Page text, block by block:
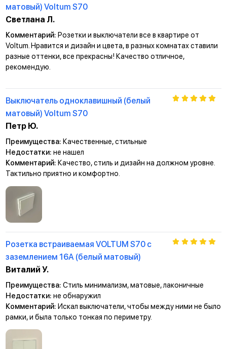
матовый) Voltum S70
Светлана Л.
Комментарий: Розетки и выключатели все в квартире от
Voltum. Нравится и дизайн и цвета, в разных комнатах ставили
разные оттенки, все прекрасны! Качество отличное,
рекомендую.
Выключатель одноклавишный (белый
матовый) Voltum S70
Петр Ю.
Преимущества: Качественные, стильные
Недостатки: не нашел
Комментарий: Качество, стиль и дизайн на должном уровне.
Тактильно приятно и комфортно.
Розетка встраиваемая VOLTUM S70 с
заземлением 16А (белый матовый)
Виталий У.
Преимущества: Стиль минимализм, матовые, лаконичные
Недостатки: не обнаружил
Комментарий: Искал выключатели, чтобы между ними не было
рамки, и была только тонкая по периметру.